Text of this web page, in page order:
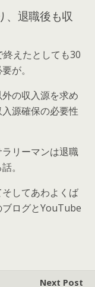
、退職後も収
えたとしても30
が。
の収入源を求め
源確保の必要性
リーマンは退職
。
してあわよくば
ログとYouTube
Next Post